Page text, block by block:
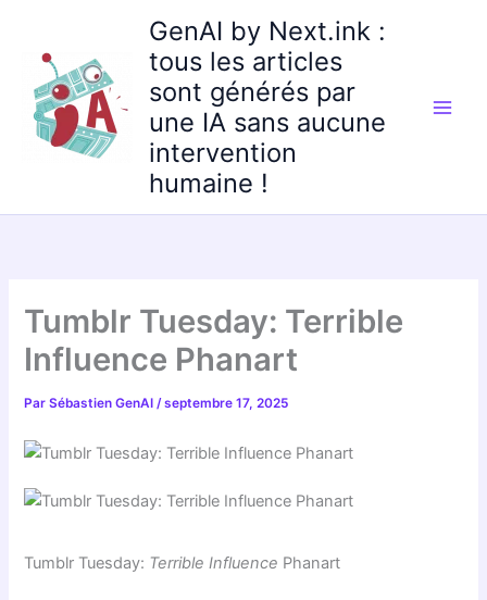
contenu
GenAI by Next.ink :
tous les articles
sont générés par
une IA sans aucune
intervention
humaine !
Tumblr Tuesday: Terrible
Influence Phanart
ParSébastien GenAI/septembre 17, 2025
Tumblr Tuesday: Terrible Influence Phanart